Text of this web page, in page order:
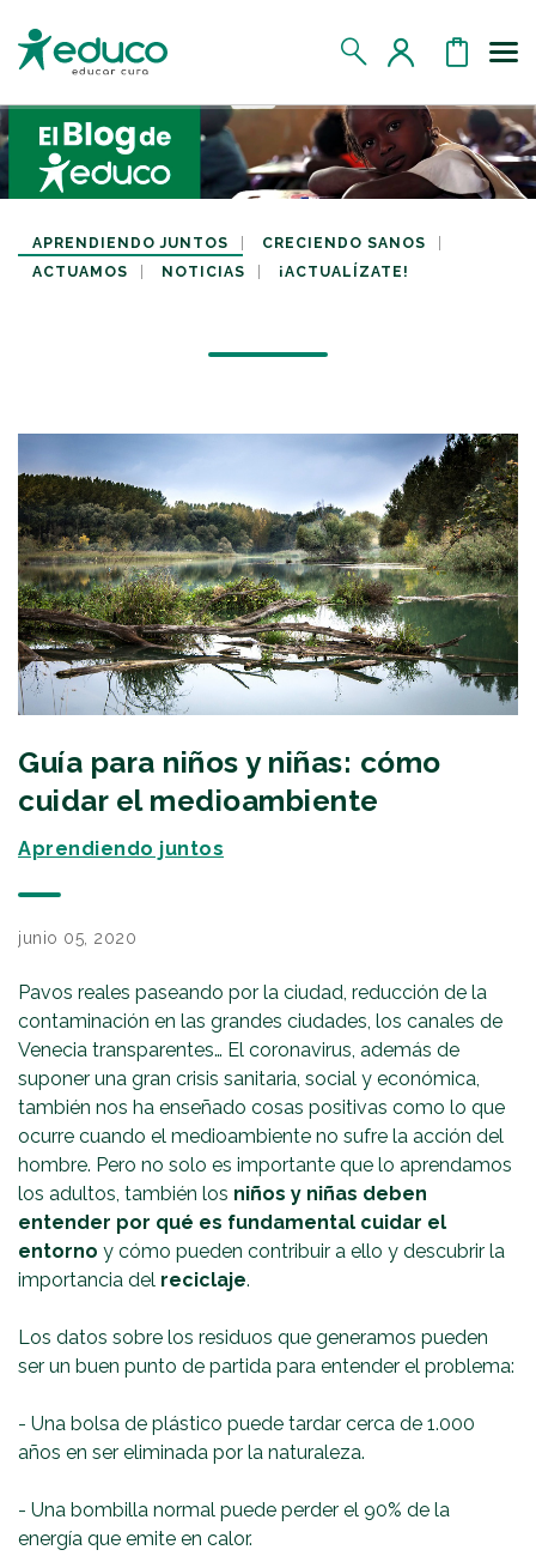
MIS DATOS
MIS APADRINADOS
MIS RETOS SOLIDARIOS
CERRAR SESIÓN
APRENDIENDO JUNTOS
CRECIENDO SANOS
ACTUAMOS
NOTICIAS ¡ACTUALÍZATE!
Guía para niños y niñas: cómo
cuidar el medioambiente
Aprendiendo juntos
junio 05, 2020
Pavos reales paseando por la ciudad, reducción de la
contaminación en las grandes ciudades, los canales de
Venecia transparentes… El coronavirus, además de
suponer una gran crisis sanitaria, social y económica,
también nos ha enseñado cosas positivas como lo que
ocurre cuando el medioambiente no sufre la acción del
hombre. Pero no solo es importante que lo aprendamos
los adultos, también los niños y niñas deben
entender por qué es fundamental cuidar el
entorno y cómo pueden contribuir a ello y descubrir la
importancia del reciclaje.
Los datos sobre los residuos que generamos pueden
ser un buen punto de partida para entender el problema:
- Una bolsa de plástico puede tardar cerca de 1.000
años en ser eliminada por la naturaleza.
- Una bombilla normal puede perder el 90% de la
energía que emite en calor.